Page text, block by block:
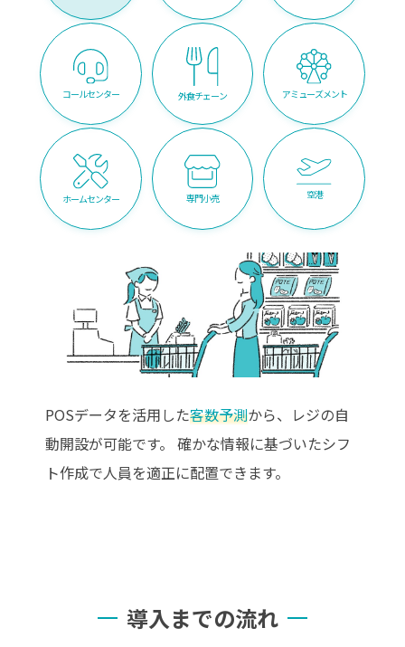
コールセンター 外食チェーン アミューズメント
ホームセンター 専門小売 空港
POSデータを活用した客数予測から、レジの自
動開設が可能です。 確かな情報に基づいたシフ
ト作成で人員を適正に配置できます。
導入までの流れ